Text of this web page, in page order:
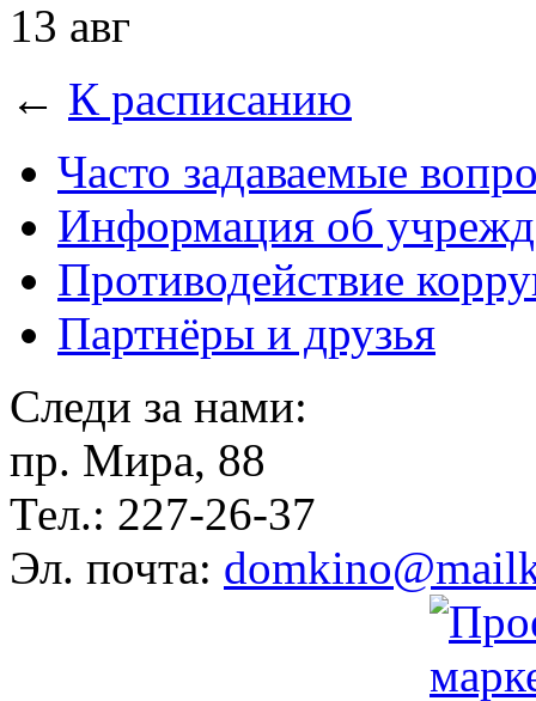
13 авг
← К расписанию
Часто задаваемые
Информация об
Противодействие
Партнёры и друзья
Следи за нами:
пр. Мира, 88
Тел.: 227-26-37
Эл. почта: